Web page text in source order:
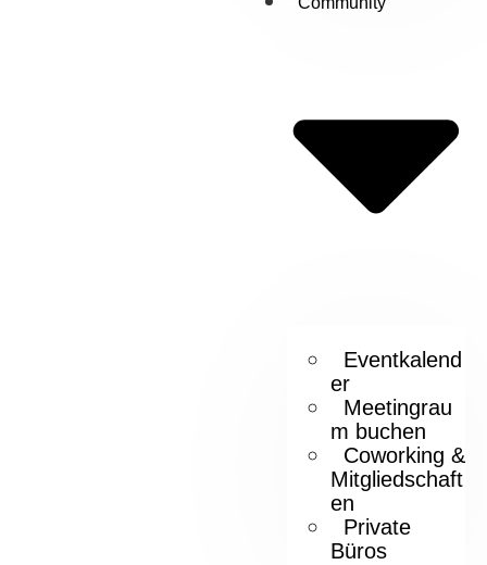
Eventkalend
er
Meetingrau
m buchen
Coworking &
Mitgliedschaft
en
Private
Büros